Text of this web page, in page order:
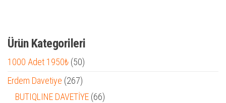
Ürün Kategorileri
1000 Adet 1950₺ 5050
Erdem Davetiye 267267
ürün
BUTIQLINE DAVETİYE 6666